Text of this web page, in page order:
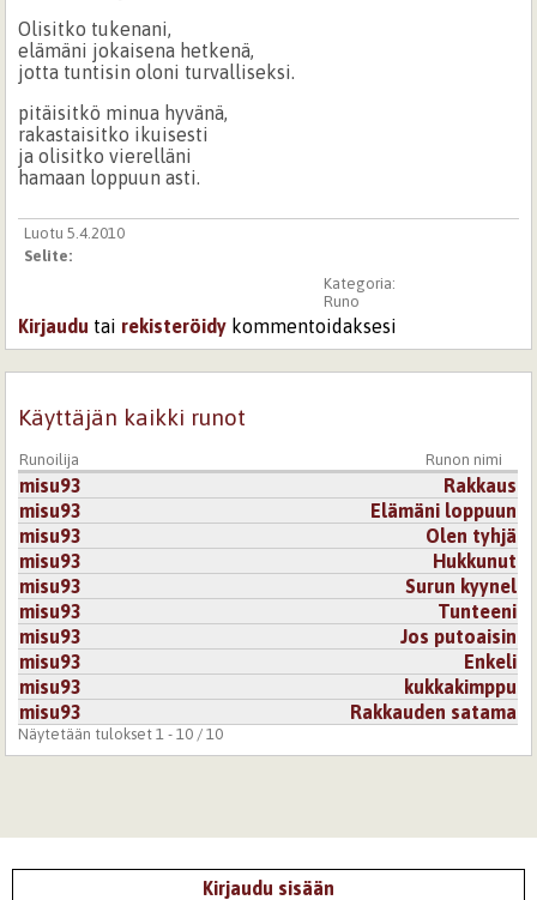
Olisitko tukenani,
elämäni jokaisena hetkenä,
jotta tuntisin oloni turvalliseksi.
pitäisitkö minua hyvänä,
rakastaisitko ikuisesti
ja olisitko vierelläni
hamaan loppuun asti.
Luotu 5.4.2010
Selite:
Kategoria:
Runo
Kirjaudu tai rekisteröidy kommentoidaksesi
Käyttäjän kaikki runot
Runoilija Runon nimi
misu93
Rakkaus
misu93
Elämäni loppuun
misu93
Olen tyhjä
misu93
Hukkunut
misu93
Surun kyynel
misu93
Tunteeni
misu93
Jos putoaisin
misu93
Enkeli
misu93
kukkakimppu
misu93
Rakkauden satama
Näytetään tulokset 1 - 10 / 10
Kirjaudu sisään